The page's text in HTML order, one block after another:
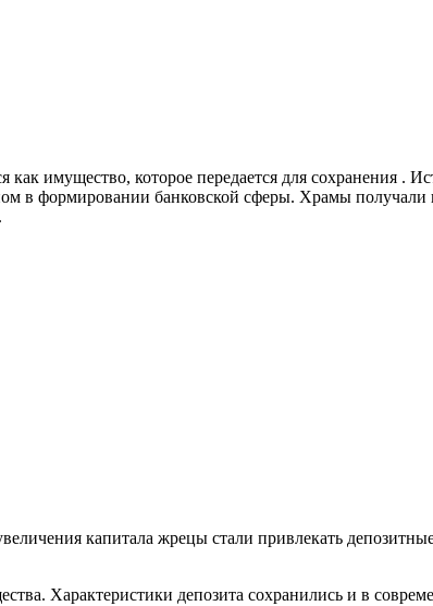
имущество, которое передается для сохранения .
в формировании банковской сферы. Храмы
капитала жрецы стали привлекать
Характеристики депозита сохранились и в